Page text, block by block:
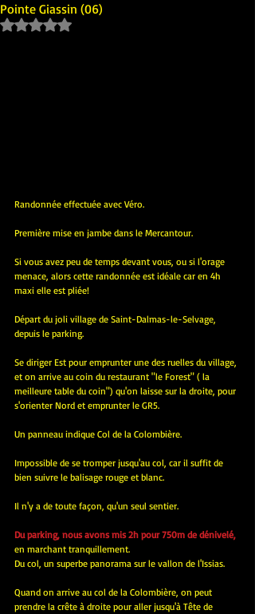
Pointe Giassin (06)
Noté NaN étoiles sur 5.
Randonnée effectuée avec Véro.
Première mise en jambe dans le Mercantour.
Si vous avez peu de temps devant vous, ou si l'orage
menace, alors cette randonnée est idéale car en 4h
maxi elle est pliée!
Départ du joli village de Saint-Dalmas-le-Selvage,
depuis le parking.
Se diriger Est pour emprunter une des ruelles du village,
et on arrive au coin du restaurant "le Forest" ( la
meilleure table du coin") qu'on laisse sur la droite, pour
s'orienter Nord et emprunter le GR5.
Un panneau indique Col de la Colombière.
Impossible de se tromper jusqu'au col, car il suffit de
bien suivre le balisage rouge et blanc.
Il n'y a de toute façon, qu'un seul sentier.
Du parking, nous avons mis 2h pour 750m de dénivelé,
en marchant tranquillement.
Du col, un superbe panorama sur le vallon de l'Issias.
Quand on arrive au col de la Colombière, on peut
prendre la crête à droite pour aller jusqu'à Tête de